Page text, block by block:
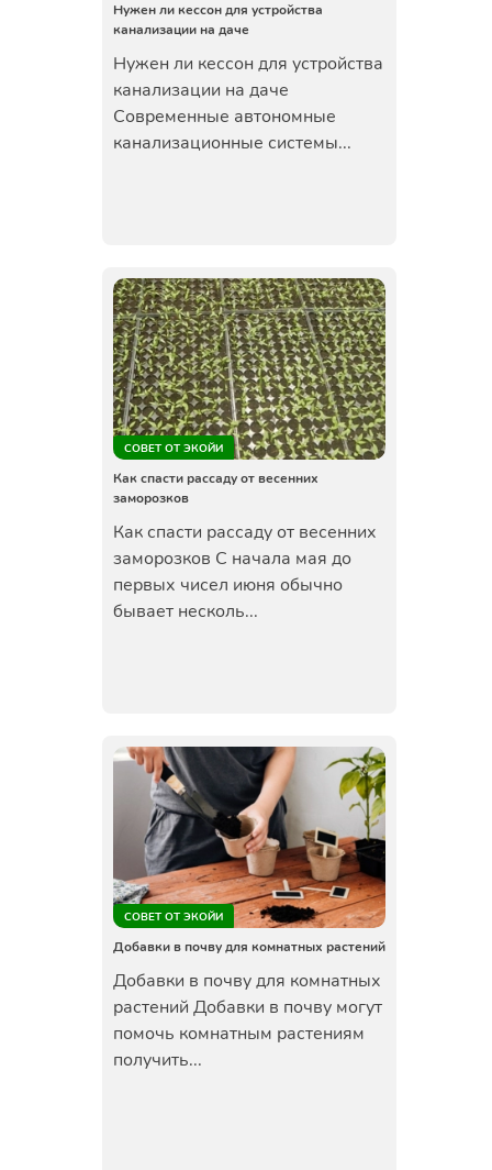
Нужен ли кессон для устройства
канализации на даче
Нужен ли кессон для устройства
канализации на даче
Современные автономные
канализационные системы...
СОВЕТ ОТ ЭКОЙИ
Как спасти рассаду от весенних
заморозков
Как спасти рассаду от весенних
заморозков С начала мая до
первых чисел июня обычно
бывает несколь...
СОВЕТ ОТ ЭКОЙИ
Добавки в почву для комнатных растений
Добавки в почву для комнатных
растений Добавки в почву могут
помочь комнатным растениям
получить...